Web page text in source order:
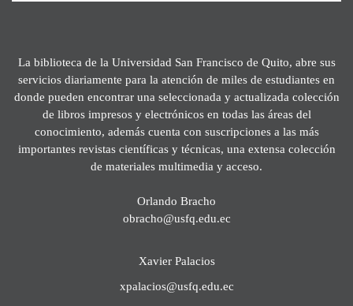
La biblioteca de la Universidad San Francisco de Quito, abre sus
servicios diariamente para la atención de miles de estudiantes en
donde pueden encontrar una seleccionada y actualizada colección
de libros impresos y electrónicos en todas las áreas del
conocimiento, además cuenta con suscripciones a las más
importantes revistas científicas y técnicas, una extensa colección
de materiales multimedia y acceso.
Orlando Bracho
obracho@usfq.edu.ec
Xavier Palacios
xpalacios@usfq.edu.ec